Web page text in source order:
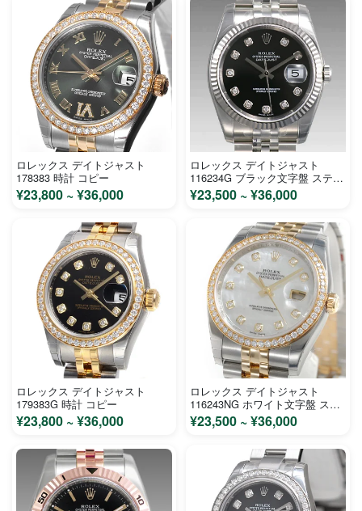
ロレックス デイトジャスト
178383 時計 コピー
¥23,800 ~ ¥36,000
ロレックス デイトジャスト
116234G ブラック文字盤 ステン
レス ホワイトゴールド メンズ
時計 コピー
¥23,500 ~ ¥36,000
ロレックス デイトジャスト
179383G 時計 コピー
¥23,800 ~ ¥36,000
ロレックス デイトジャスト
116243NG ホワイト文字盤 ステ
ンレス イエローゴールド メンズ
時計 コピー
¥23,500 ~ ¥36,000